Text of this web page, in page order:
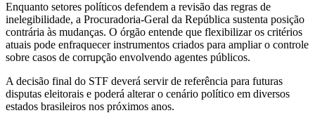
Enquanto setores políticos defendem a revisão das regras de
inelegibilidade, a Procuradoria-Geral da República sustenta posição
contrária às mudanças. O órgão entende que flexibilizar os critérios
atuais pode enfraquecer instrumentos criados para ampliar o controle
sobre casos de corrupção envolvendo agentes públicos.
A decisão final do STF deverá servir de referência para futuras
disputas eleitorais e poderá alterar o cenário político em diversos
estados brasileiros nos próximos anos.